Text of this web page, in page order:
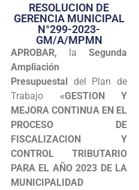
Transparencia
Seguridad
Programas
Intranet
RESOLUCION DE
GERENCIA MUNICIPAL
N°299-2023-
GM/A/MPMN
APROBAR, la Segunda
Ampliación
Presupuestal del Plan de
Trabajo «GESTION Y
MEJORA CONTINUA EN EL
PROCESO DE
FISCALIZACION Y
CONTROL TRIBUTARIO
PARA EL AÑO 2023 DE LA
MUNICIPALIDAD